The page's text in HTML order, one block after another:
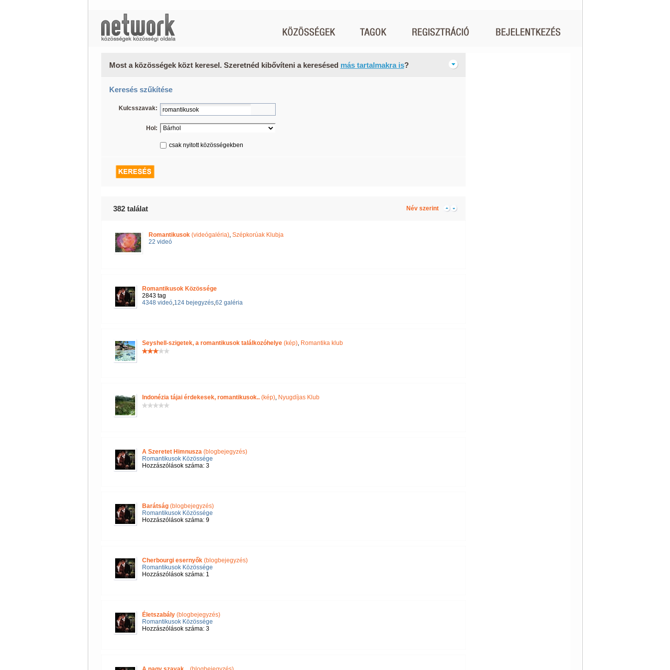
Most a közösségek közt keresel. Szeretnéd kibővíteni a keresésed más tartalmakra is?
Keresés szűkítése
Kulcsszavak:
Hol:
csak nyitott közösségekben
382 találat Név szerint
Romantikusok(videógaléria), Szépkorúak Klubja
22 videó
Romantikusok Közössége
2843 tag
4348 videó,124 bejegyzés,62 galéria
Seyshell-szigetek, a romantikusok találkozóhelye(kép), Romantika klub
Indonézia tájai érdekesek, romantikusok..(kép), Nyugdíjas Klub
A Szeretet Himnusza(blogbejegyzés)
Romantikusok Közössége
Hozzászólások száma: 3
Barátság(blogbejegyzés)
Romantikusok Közössége
Hozzászólások száma: 9
Cherbourgi esernyők(blogbejegyzés)
Romantikusok Közössége
Hozzászólások száma: 1
Életszabály(blogbejegyzés)
Romantikusok Közössége
Hozzászólások száma: 3